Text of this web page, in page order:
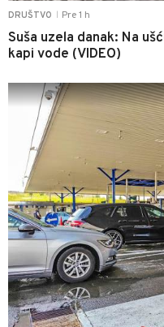
DRUŠTVO Pre 1 h
Suša uzela danak: Na
kapi vode (VIDEO)